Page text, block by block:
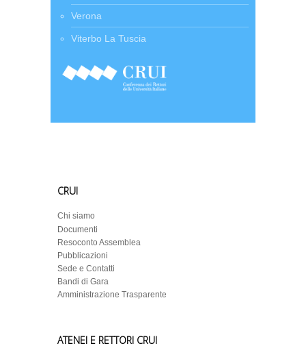
Verona
Viterbo La Tuscia
CRUI
Chi siamo
Documenti
Resoconto Assemblea
Pubblicazioni
Sede e Contatti
Bandi di Gara
Amministrazione Trasparente
ATENEI E RETTORI CRUI